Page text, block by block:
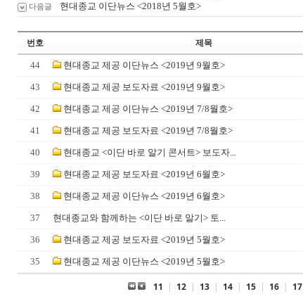
다음글 현대종교 이단뉴스 <2018년 5월호>
번호 제목
44 현대종교 제공 이단뉴스 <2019년 9월호>
43 현대종교 제공 보도자료 <2019년 9월호>
42 현대종교 제공 이단뉴스 <2019년 7/8월호>
41 현대종교 제공 보도자료 <2019년 7/8월호>
40 현대종교 <이단 바로 알기 콘서트> 보도자...
39 현대종교 제공 보도자료 <2019년 6월호>
38 현대종교 제공 이단뉴스 <2019년 6월호>
37 현대종교와 함께하는 <이단 바로 알기> 토...
36 현대종교 제공 보도자료 <2019년 5월호>
35 현대종교 제공 이단뉴스 <2019년 5월호>
11 | 12 | 13 | 14 | 15 | 16 | 17